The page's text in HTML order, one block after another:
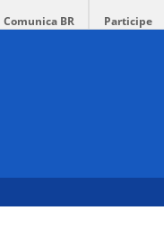
Comunica BR Participe